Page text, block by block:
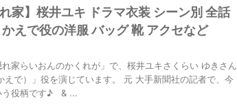
家】桜井ユキ ドラマ衣装 シーン別 全話
えで役の洋服 バッグ 靴 アクセなど
れ家らいおんのかくれが」で、桜井ユキさくらい ゆきさん
えで）」役を演じています。 元 大手新聞社の記者で、今
う役柄です♪ & ...